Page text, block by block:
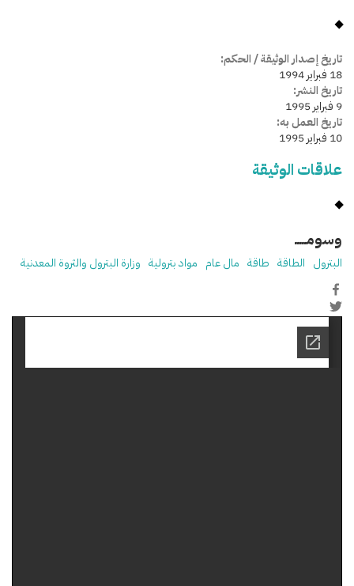
تاريخ إصدار الوثيقة / الحكم:
18 فبراير 1994
تاريخ النشر:
9 فبراير 1995
تاريخ العمل به:
10 فبراير 1995
علاقات الوثيقة
وسومـــــ
البترول الطاقة طاقة مال عام مواد بترولية وزارة البترول والثروة المعدنية